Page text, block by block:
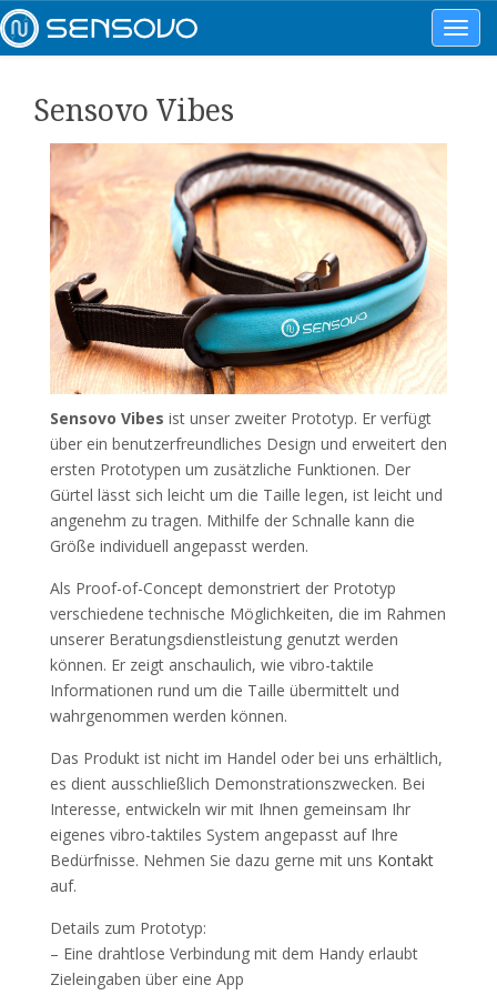
Sensovo Vibes
Sensovo Vibes ist unser zweiter Prototyp. Er verfügt
über ein benutzerfreundliches Design und erweitert den
ersten Prototypen um zusätzliche Funktionen. Der
Gürtel lässt sich leicht um die Taille legen, ist leicht und
angenehm zu tragen. Mithilfe der Schnalle kann die
Größe individuell angepasst werden.
Als Proof-of-Concept demonstriert der Prototyp
verschiedene technische Möglichkeiten, die im Rahmen
unserer Beratungsdienstleistung genutzt werden
können. Er zeigt anschaulich, wie vibro-taktile
Informationen rund um die Taille übermittelt und
wahrgenommen werden können.
Das Produkt ist nicht im Handel oder bei uns erhältlich,
es dient ausschließlich Demonstrationszwecken. Bei
Interesse, entwickeln wir mit Ihnen gemeinsam Ihr
eigenes vibro-taktiles System angepasst auf Ihre
Bedürfnisse. Nehmen Sie dazu gerne mit uns Kontakt
auf.
Details zum Prototyp:
– Eine drahtlose Verbindung mit dem Handy erlaubt
Zieleingaben über eine App